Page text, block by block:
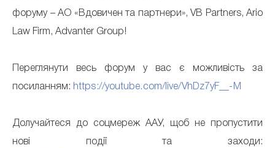
форуму – АО «Вдовичен та партнери», VB Partners, Ario
Law Firm, Advanter Group!
Переглянути весь форум у вас є можливість за
посиланням: https://youtube.com/live/VhDz7yF__-M
Долучайтеся до соцмереж ААУ, щоб не пропустити
нові події та заходи: